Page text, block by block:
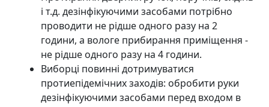
і т.д. дезінфікуючими засобами потрібно
проводити не рідше одного разу на 2
години, а вологе прибирання приміщення -
не рідше одного разу на 4 години.
Виборці повинні дотримуватися
протиепідемічних заходів: обробити руки
дезінфікуючими засобами перед входом в